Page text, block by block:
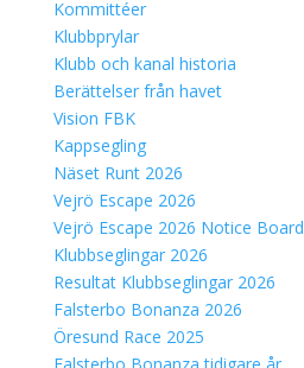
Kommittéer
Klubbprylar
Klubb och kanal historia
Berättelser från havet
Vision FBK
Kappsegling
Näset Runt 2026
Vejrö Escape 2026
Vejrö Escape 2026 Notice Board
Klubbseglingar 2026
Resultat Klubbseglingar 2026
Falsterbo Bonanza 2026
Öresund Race 2025